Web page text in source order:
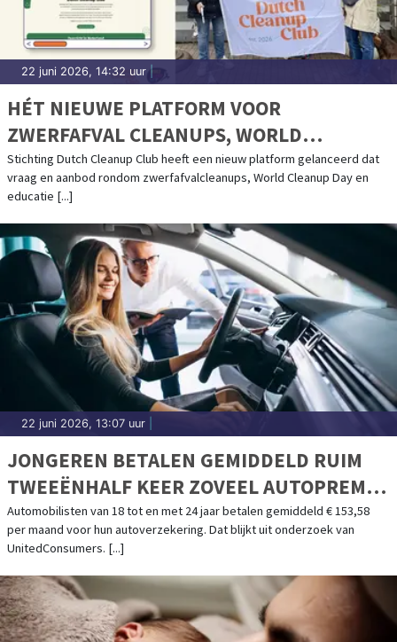
22 juni 2026, 14:32 uur|
HÉT NIEUWE PLATFORM VOOR
ZWERFAFVAL CLEANUPS, WORLD
CLEANUP DAY EN EDUCATIE: DUTCH
CLEANUP CLUB
Stichting Dutch Cleanup Club heeft een nieuw platform gelanceerd dat
vraag en aanbod rondom zwerfafvalcleanups, World Cleanup Day en
educatie [...]
22 juni 2026, 13:07 uur
JONGEREN BETALEN GEMIDDELD RUIM
TWEEËNHALF KEER ZOVEEL AUTOPREMIE
ALS OUDEREN
Automobilisten van 18 tot en met 24 jaar betalen gemiddeld € 153,58
per maand voor hun autoverzekering. Dat blijkt uit onderzoek van
UnitedConsumers. [...]